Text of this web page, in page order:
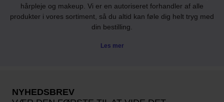
hårpleje og makeup. Vi er en autoriseret forhandler af alle
produkter i vores sortiment, så du altid kan føle dig helt tryg med
din bestilling.
Les mer
NYHEDSBREV